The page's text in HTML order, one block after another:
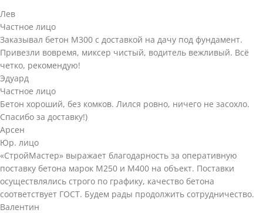
Лев
Частное лицо
Заказывал бетон М300 с доставкой на дачу под фундамент.
Привезли вовремя, миксер чистый, водитель вежливый. Всё
четко, рекомендую!
Эдуард
Частное лицо
Бетон хороший, без комков. Лился ровно, ничего не засохло.
Спасибо за доставку!)
Арсен
Юр. лицо
«СтройМастер» выражает благодарность за оперативную
поставку бетона марок М250 и М400 на объект. Поставки
осуществлялись строго по графику, качество бетона
соответствует ГОСТ. Будем рады продолжить сотрудничество.
Валентин